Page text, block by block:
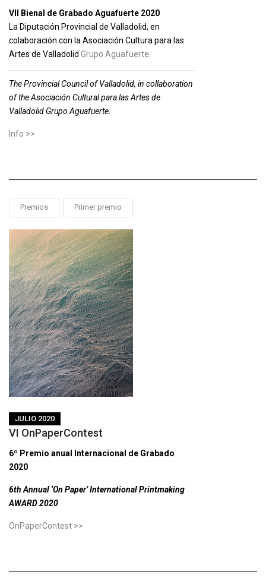
VII Bienal de Grabado Aguafuerte 2020
La Diputación Provincial de Valladolid, en
colaboración con la Asociación Cultura para las
Artes de Valladolid Grupo Aguafuerte.
The Provincial Council of Valladolid, in collaboration
of the Asociación Cultural para las Artes de
Valladolid Grupo Aguafuerte.
Info >>
Premios Primer premio
JULIO 2020
VI OnPaperContest
6º Premio anual Internacional de Grabado
2020
6th Annual ‘On Paper’ International Printmaking
AWARD 2020
OnPaperContest >>